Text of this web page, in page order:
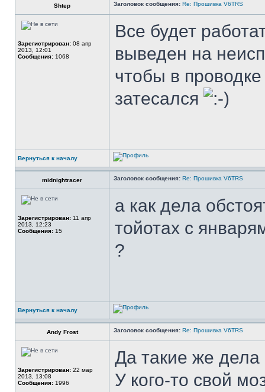
Shtep Заголовок сообщения: Re: Прошивка V6TRS
Зарегистрирован: 08 апр
2013, 12:01
Сообщения: 1068
Все будет
выведен на
чтобы в
затесался
Вернуться к началу
midnightracer Заголовок сообщения: Re: Прошивка V6TRS
Зарегистрирован: 11 апр
2013, 12:23
Сообщения: 15
а как дела
тойотах с
?
Вернуться к началу
Andy Frost Заголовок сообщения: Re: Прошивка V6TRS
Зарегистрирован: 22 мар
2013, 13:08
Сообщения: 1996
Да такие же дела
У кого-то свой